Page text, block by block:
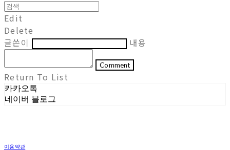
Edit
Delete
글쓴이
내용
Comment
Return To List
카카오톡
네이버 블로그
이용약관